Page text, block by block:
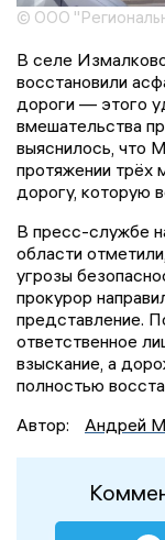
© ООО
В селе
восстановили
дороги — этого
вмешательства
выяснилось, что
протяжении трёх
дорогу, которую
В пресс-службе
области
угрозы
прокурор
представление.
ответственное
взыскание, а
полностью
Автор:
Андрей